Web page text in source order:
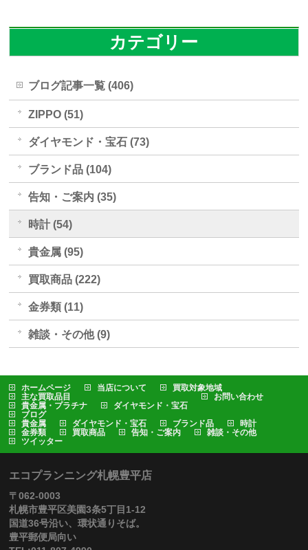
カテゴリー
ブログ記事一覧 (406)
ZIPPO (51)
ダイヤモンド・宝石 (73)
ブランド品 (104)
告知・ご案内 (35)
時計 (54)
貴金属 (95)
買取商品 (222)
金券類 (11)
雑談・その他 (9)
ホームページ 当店について
買取対象地域
主な買取品目
貴金属・プラチナ
ダイヤモンド・宝石
お問い合わせ
ブログ
貴金属
ダイヤモンド・宝石 ブランド品
時計
金券類
買取商品 告知・ご案内
雑談・その他
ツイッター
エコプランニング札幌豊平店
〒062-0003
札幌市豊平区美園3条5丁目1-12
国道36号沿い、環状通りそば。
豊平郵便局向い